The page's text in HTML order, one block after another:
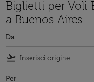
Biglietti per Voli
a Buenos Aires
Da
flight_takeoff
Per